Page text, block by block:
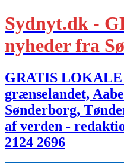
Sydnyt.dk -
nyheder fra
GRATIS
grænselandet,
Sønderborg,
af verden -
2124 2696